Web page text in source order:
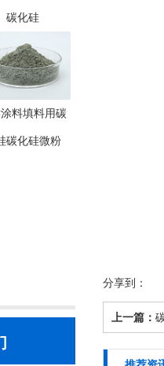
碳化硅
料填料用碳
碳化硅微粉
分享到：
上一篇：